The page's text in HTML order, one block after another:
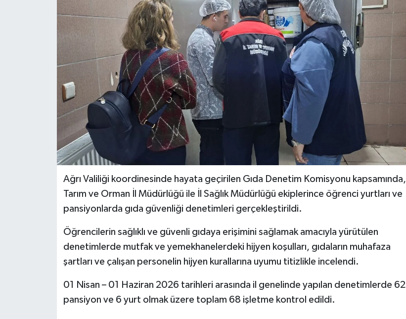
Ağrı Valiliği koordinesinde hayata geçirilen Gıda Denetim Komisyonu kapsamında,
Tarım ve Orman İl Müdürlüğü ile İl Sağlık Müdürlüğü ekiplerince öğrenci yurtları ve
pansiyonlarda gıda güvenliği denetimleri gerçekleştirildi.
Öğrencilerin sağlıklı ve güvenli gıdaya erişimini sağlamak amacıyla yürütülen
denetimlerde mutfak ve yemekhanelerdeki hijyen koşulları, gıdaların muhafaza
şartları ve çalışan personelin hijyen kurallarına uyumu titizlikle incelendi.
01 Nisan – 01 Haziran 2026 tarihleri arasında il genelinde yapılan denetimlerde 62
pansiyon ve 6 yurt olmak üzere toplam 68 işletme kontrol edildi.
Gündem
İlim & İrfan
Kültür & Sanat
Sağlık & Yaşam